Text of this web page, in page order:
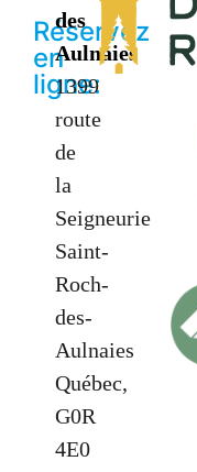
Réservez
en
ligne:
des
Aulnaies
1399
route
de
la
Seigneurie
Saint-
Roch-
des-
Aulnaies
Québec,
G0R
4E0